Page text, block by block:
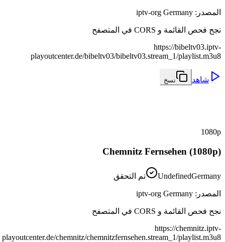
المصدر :
iptv-org Germany
نجح فحص القائمة و CORS في المتصفح
https://bibeltv03.iptv-
playoutcenter.de/bibeltv03/bibeltv03.stream_1/playlist.m3u8
شاهد نسخ
1080p
Chemnitz Fernsehen (1080p)
UndefinedGermany تم التحقق
المصدر :
iptv-org Germany
نجح فحص القائمة و CORS في المتصفح
https://chemnitz.iptv-
playoutcenter.de/chemnitz/chemnitzfernsehen.stream_1/playlist.m3u8